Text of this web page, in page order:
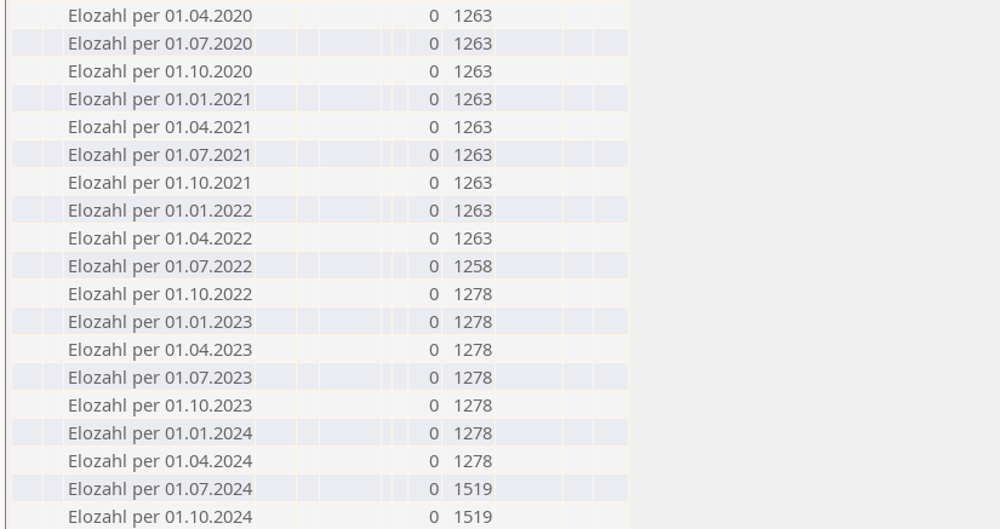
Elozahl per 01.04.2020
0
1263
Elozahl per 01.07.2020
0
1263
Elozahl per 01.10.2020
0
1263
Elozahl per 01.01.2021
0
1263
Elozahl per 01.04.2021
0
1263
Elozahl per 01.07.2021
0
1263
Elozahl per 01.10.2021
0
1263
Elozahl per 01.01.2022
0
1263
Elozahl per 01.04.2022
0
1263
Elozahl per 01.07.2022
0
1258
Elozahl per 01.10.2022
0
1278
Elozahl per 01.01.2023
0
1278
Elozahl per 01.04.2023
0
1278
Elozahl per 01.07.2023
0
1278
Elozahl per 01.10.2023
0
1278
Elozahl per 01.01.2024
0
1278
Elozahl per 01.04.2024
0
1278
Elozahl per 01.07.2024
0
1519
Elozahl per 01.10.2024
0
1519